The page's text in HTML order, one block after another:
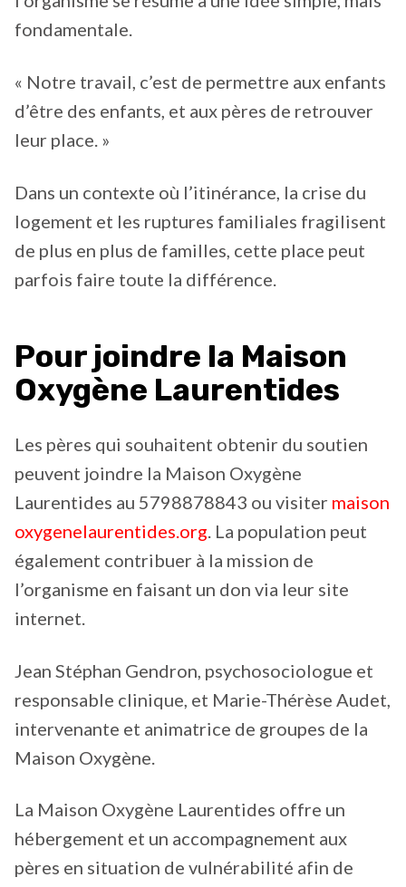
fondamentale.
« Notre travail, c’est de permettre aux enfants
d’être des enfants, et aux pères de retrouver
leur place. »
Dans un contexte où l’itinérance, la crise du
logement et les ruptures familiales fragilisent
de plus en plus de familles, cette place peut
parfois faire toute la différence.
Pour joindre la Maison
Oxygène Laurentides
Les pères qui souhaitent obtenir du soutien
peuvent joindre la Maison Oxygène
Laurentides au 5798878843 ou visiter maison
oxygenelaurentides.org. La population peut
également contribuer à la mission de
l’organisme en faisant un don via leur site
internet.
Jean Stéphan Gendron, psychosociologue et
responsable clinique, et Marie-Thérèse Audet,
intervenante et animatrice de groupes de la
Maison Oxygène.
La Maison Oxygène Laurentides offre un
hébergement et un accompagnement aux
pères en situation de vulnérabilité afin de